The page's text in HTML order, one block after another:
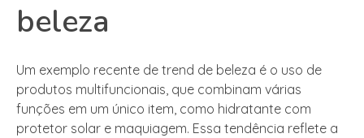
beleza
Um exemplo recente de trend de beleza é o uso de
produtos multifuncionais, que combinam várias
funções em um único item, como hidratante com
protetor solar e maquiagem. Essa tendência reflete a